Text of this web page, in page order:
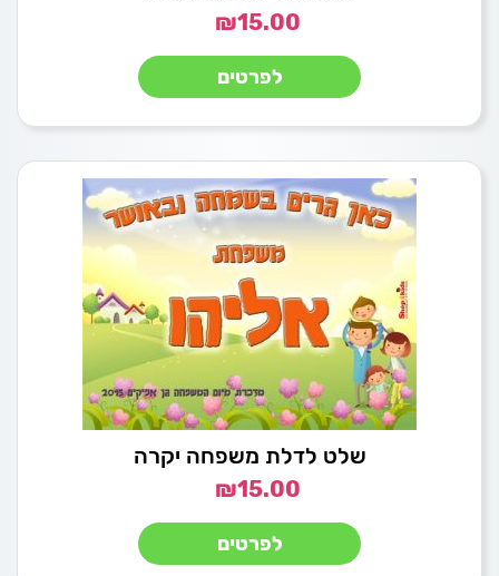
₪15.00
לפרטים
שלט לדלת משפחה יקרה
₪15.00
לפרטים